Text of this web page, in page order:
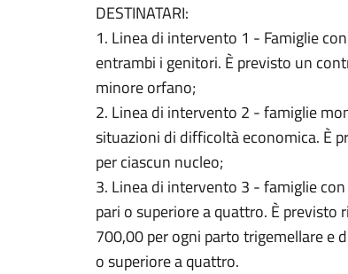
DESTINATARI:
1. Linea di intervento 1 - Famiglie
entrambi i genitori. È previsto un
minore orfano;
2. Linea di intervento 2 - famiglie
situazioni di difficoltà economica. È
per ciascun nucleo;
3. Linea di intervento 3 - famiglie
pari o superiore a quattro. È
700,00 per ogni parto trigemellare e
o superiore a quattro.